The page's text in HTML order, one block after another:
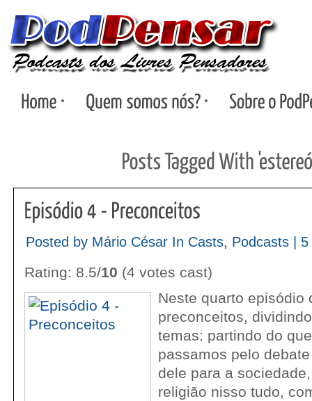
Posted by Mário César In Casts, Podcasts| 5
Rating: 8.5/10 (4 votes cast)
Neste quarto episódio
preconceitos,
temas: partindo do
passamos pelo
dele para a
religião nisso tudo,